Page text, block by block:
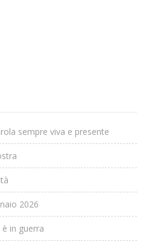
sempre viva e presente
2026
in guerra